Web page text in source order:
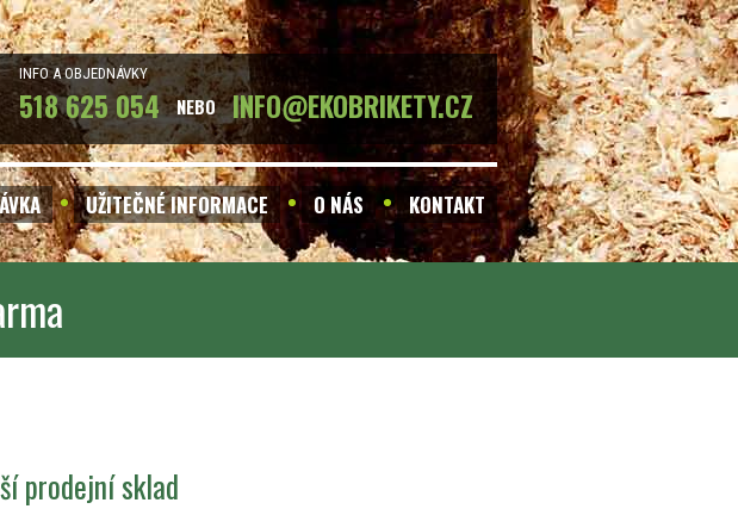
INFO A OBJEDNÁVKY
518 625 054 NEBO INFO@EKOBRIKETY.CZ
UŽITEČNÉ INFORMACE O NÁS KONTAKT
prodejní sklad